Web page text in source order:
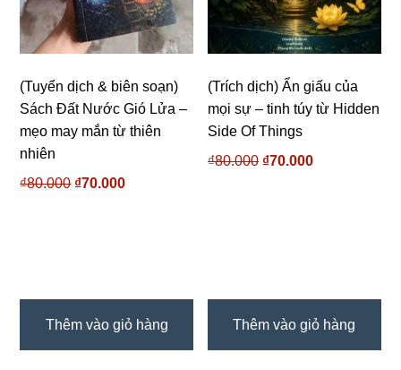
(Tuyển dịch & biên soạn)
Sách Đất Nước Gió Lửa –
mẹo may mắn từ thiên
nhiên
₫80.000 Giá
₫70.000
Thêm vào giỏ hàng
(Trích dịch) Ẩn giấu của
mọi sự – tinh túy từ Hidden
Side Of Things
₫80.000 Giá
₫70.000
Thêm vào giỏ hàng